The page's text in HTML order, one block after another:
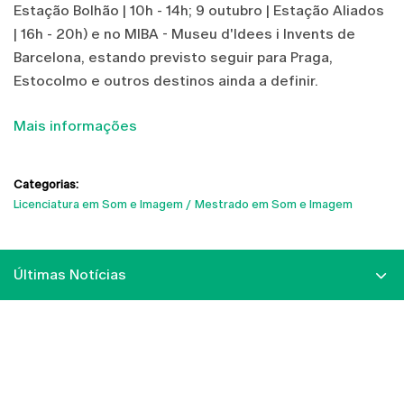
Estação Bolhão | 10h - 14h; 9 outubro | Estação Aliados
| 16h - 20h) e no MIBA - Museu d'Idees i Invents de
Barcelona, estando previsto seguir para Praga,
Estocolmo e outros destinos ainda a definir.
Mais informações
Categorias:
Licenciatura em Som e Imagem
Mestrado em Som e Imagem
Últimas Notícias